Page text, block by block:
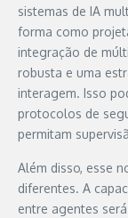
sistemas de IA
forma como
integração de
robusta e uma
interagem. Isso
protocolos de
permitam
Além disso, esse
diferentes. A
entre agentes